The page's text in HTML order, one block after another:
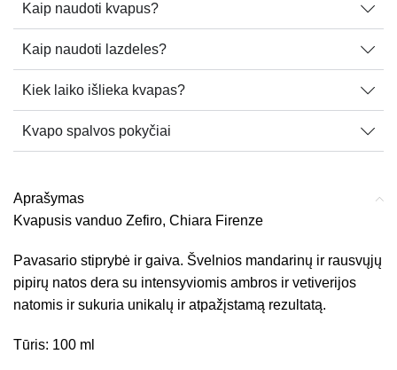
Kaip naudoti kvapus?
Kaip naudoti lazdeles?
Kiek laiko išlieka kvapas?
Kvapo spalvos pokyčiai
Aprašymas
Kvapusis vanduo Zefiro, Chiara Firenze
Pavasario stiprybė ir gaiva. Švelnios mandarinų ir rausvųjų
pipirų natos dera su intensyviomis ambros ir vetiverijos
natomis ir sukuria unikalų ir atpažįstamą rezultatą.
Tūris: 100 ml